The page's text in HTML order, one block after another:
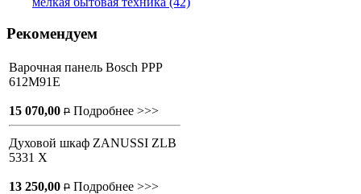
Рекомендуем
Варочная панель Bosch PPP
612M91E
15 070,00 P Подробнее >>>
Духовой шкаф ZANUSSI ZLB
5331 X
13 250,00 P Подробнее >>>